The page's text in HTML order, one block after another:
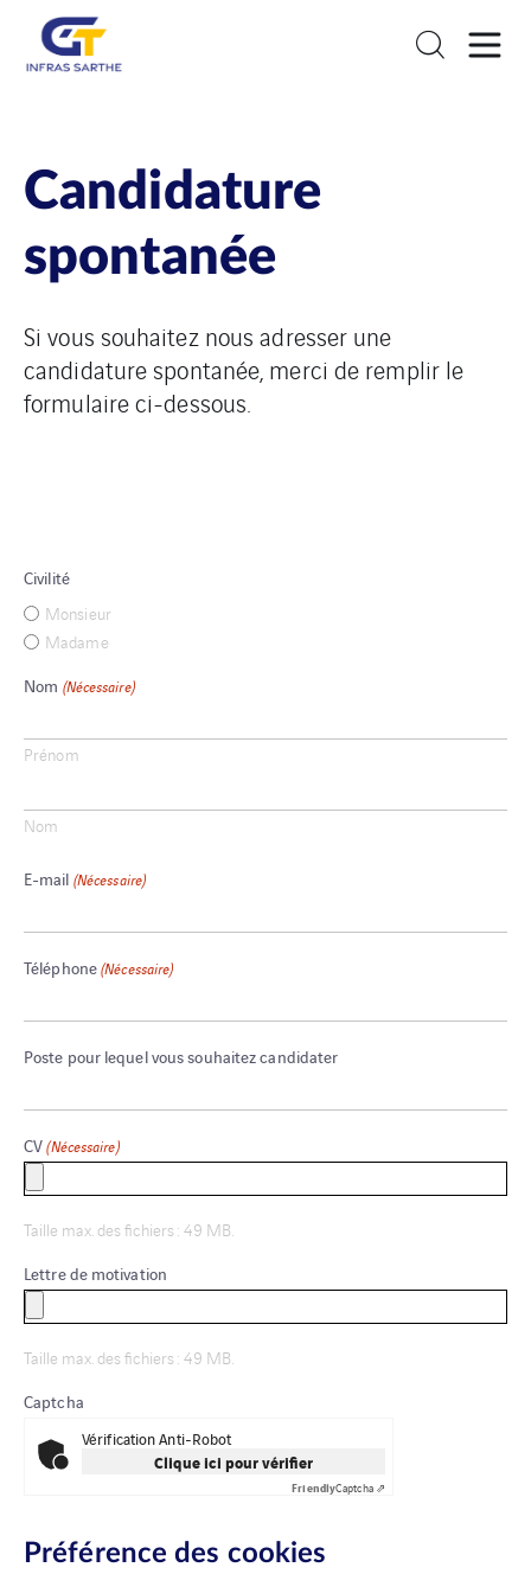
Candidature
spontanée
Si vous souhaitez nous adresser une
candidature spontanée, merci de remplir le
formulaire ci-dessous.
Civilité
Monsieur
Madame
Nom (Nécessaire)
Prénom
Nom
E-mail (Nécessaire)
Téléphone(Nécessaire)
Poste pour lequel vous souhaitez candidater
CV (Nécessaire)
Taille max. des fichiers : 49 MB.
Lettre de motivation
Taille max. des fichiers : 49 MB.
Captcha
Vérification Anti-Robot
Clique ici pour vérifier
FriendlyCaptcha ⇗
Préférence des cookies